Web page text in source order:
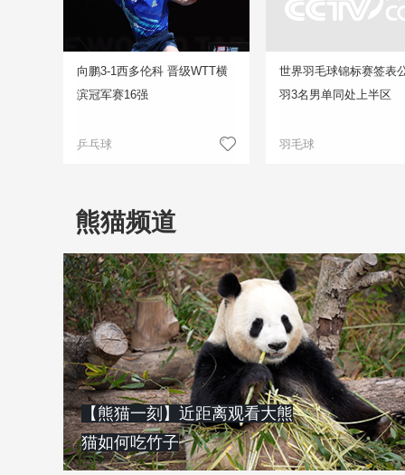
向鹏3-1西多伦科 晋级WTT横
滨冠军赛16强
乒乓球
世界羽毛球锦标赛签表
羽3名男单同处上半区
羽毛球
熊猫频道
【熊猫一刻】近距离观看大熊
猫如何吃竹子